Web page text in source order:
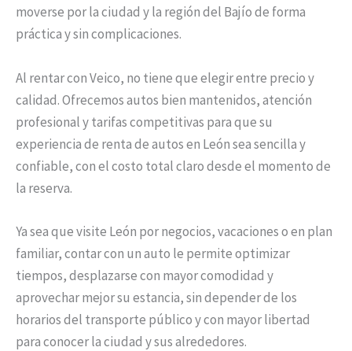
moverse por la ciudad y la región del Bajío de forma
práctica y sin complicaciones.
Al rentar con Veico, no tiene que elegir entre precio y
calidad. Ofrecemos autos bien mantenidos, atención
profesional y tarifas competitivas para que su
experiencia de renta de autos en León sea sencilla y
confiable, con el costo total claro desde el momento de
la reserva.
Ya sea que visite León por negocios, vacaciones o en plan
familiar, contar con un auto le permite optimizar
tiempos, desplazarse con mayor comodidad y
aprovechar mejor su estancia, sin depender de los
horarios del transporte público y con mayor libertad
para conocer la ciudad y sus alrededores.